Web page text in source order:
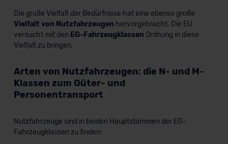
Die große Vielfalt der Bedürfnisse hat eine ebenso große
Vielfalt von Nutzfahrzeugen hervorgebracht. Die EU
versucht mit den EG-Fahrzeugklassen Ordnung in diese
Vielfalt zu bringen.
Arten von Nutzfahrzeugen: die N- und M-
Klassen zum Güter- und
Personentransport
Nutzfahrzeuge sind in beiden Hauptstämmen der EG-
Fahrzeugklassen zu finden: